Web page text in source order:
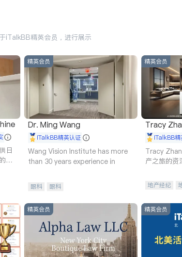
iTalkBB精英会员，进行展示
日
护
精英会员
Dr. Ming Wang
iTalkBB精英认证
Wang Vision Institute has more
than 30 years experience in
眼科 眼科
精英会员
Tracy
iTalkBB
Tracy
产之旅的资
地产经纪
精英会员 精英会员